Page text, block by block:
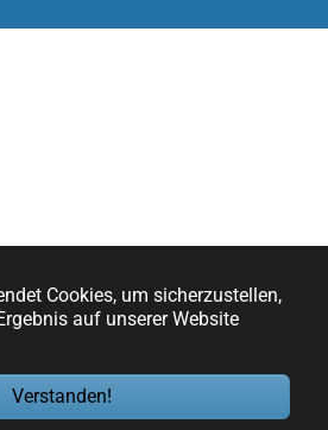
Cookies, um sicherzustellen,
auf unserer Website
Verstanden!